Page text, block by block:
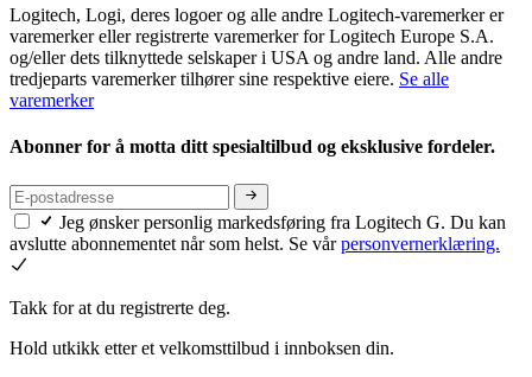
Logitech, Logi, deres logoer og alle andre Logitech-varemerker er
varemerker eller registrerte varemerker for Logitech Europe S.A.
og/eller dets tilknyttede selskaper i USA og andre land. Alle andre
tredjeparts varemerker tilhører sine respektive eiere. Se alle
varemerker
Abonner for å motta ditt spesialtilbud og eksklusive fordeler.
Jeg ønsker personlig markedsføring fra Logitech G. Du kan
avslutte abonnementet når som helst. Se vårpersonvernerklæring.
Takk for at du registrerte deg.
Hold utkikk etter et velkomsttilbud i innboksen din.